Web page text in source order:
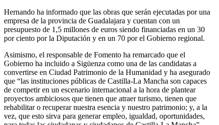
Hernando ha informado que las obras que serán ejecutadas por una
empresa de la provincia de Guadalajara y cuentan con un
presupuesto de 1,5 millones de euros siendo financiadas en un 30
por ciento por la Diputación y en un 70 por el Gobierno regional.
Asimismo, el responsable de Fomento ha remarcado que el
Gobierno ha incluido a Sigüenza como una de las candidatas a
convertirse en Ciudad Patrimonio de la Humanidad y ha asegurado
que “las instituciones públicas de Castilla-La Mancha son capaces
de competir en un escenario internacional a la hora de plantear
proyectos ambiciosos que tienen que atraer turismo, tienen que
rehabilitar o recuperar nuestra esencia y nuestro patrimonio; y, a la
vez, que esto sirva para generar empleo, igualdad, oportunidades,